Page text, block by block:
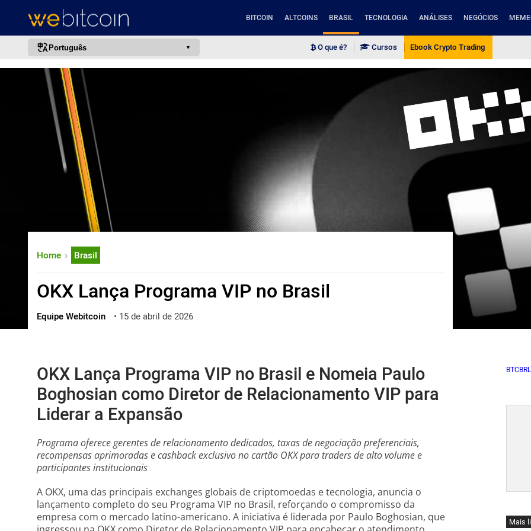
BITCOIN ALTCOINS BRASIL TECNOLOGIA ANÁLISES NEGÓCIOS
Português
português (BR)
english
español
français
italiano
deutsch
日本語
русский
العربية
ไทย
ქართული
O que é? Cursos Ebook Crypto Trading
Home Brasil
OKX Lança Programa VIP no Brasil
Equipe Webitcoin • 15 de abril de 2026
OKX Lança Programa VIP no Brasil e Nomeia Paulo
Boghosian como Diretor de Relacionamento VIP para
Liderar a Expansão
Programa oferece gerentes de relacionamento dedicados, taxas de negociação preferenciais,
recompensas aprimoradas e cashback exclusivo no cartão OKX para traders de alto volume e
participantes institucionais
A OKX, uma das principais exchanges globais de criptomoedas e tecnologia, anuncia o
lançamento completo do seu Programa VIP no Brasil, reforçando o compromisso da
empresa com o mercado latino-americano. A iniciativa é liderada por Paulo Boghosian, que
Mais